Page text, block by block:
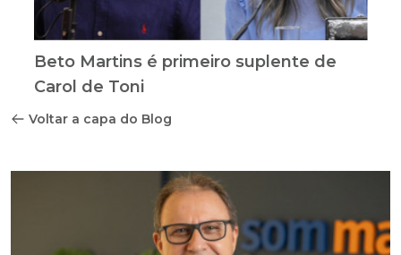
Beto Martins é primeiro suplente de
Carol de Toni
Voltar a capa do Blog